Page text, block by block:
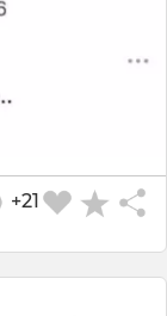
+21